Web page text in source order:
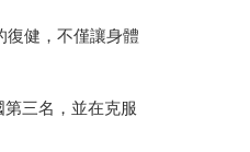
復健，不僅讓身體
三名，並在克服